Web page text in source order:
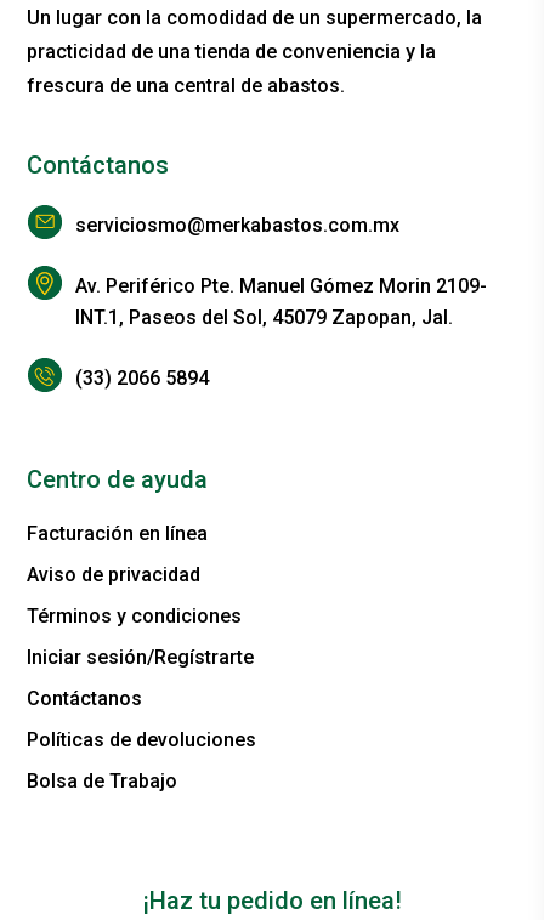
Un lugar con la comodidad de un supermercado, la
practicidad de una tienda de conveniencia y la
frescura de una central de abastos.
Contáctanos
serviciosmo@merkabastos.com.mx
Av. Periférico Pte. Manuel Gómez Morin 2109-
INT.1, Paseos del Sol, 45079 Zapopan, Jal.
(33) 2066 5894
Centro de ayuda
Facturación en línea
Aviso de privacidad
Términos y condiciones
Iniciar sesión/Regístrarte
Contáctanos
Políticas de devoluciones
Bolsa de Trabajo
¡Haz tu pedido en línea!